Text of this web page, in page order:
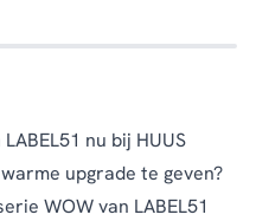
nu bij HUUS
upgrade te geven?
WOWvan LABEL51